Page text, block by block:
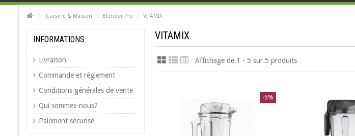
Cuisine & Maison Blender Pro VITAMIX
INFORMATIONS
Livraison
Commande et règlement
Conditions générales de vente
Qui sommes-nous?
Paiement sécurisé
VITAMIX
Affichage de 1 - 5 sur 5 produits
-5%